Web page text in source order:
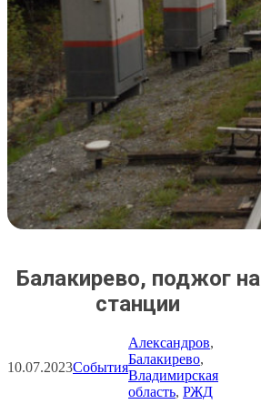
Балакирево, поджог на
станции
10.07.2023События
Александров
Балакирево
Владимирская
область, РЖД